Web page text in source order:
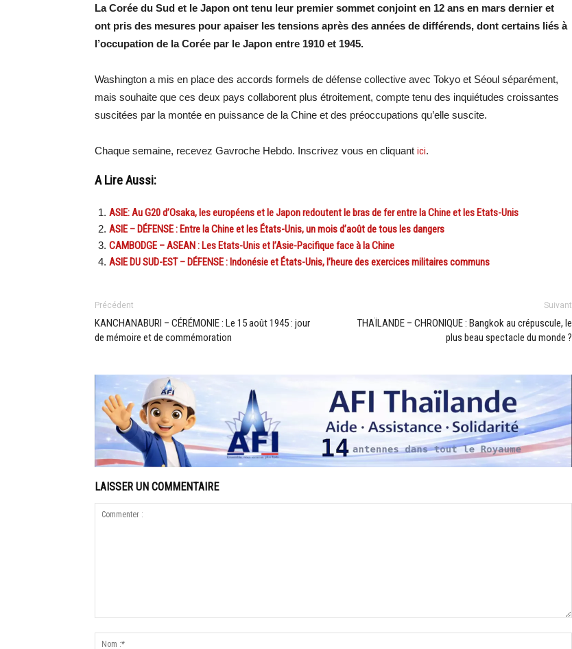
La Corée du Sud et le Japon ont tenu leur premier sommet conjoint en 12 ans en mars dernier et
ont pris des mesures pour apaiser les tensions après des années de différends, dont certains liés à
l’occupation de la Corée par le Japon entre 1910 et 1945.
Washington a mis en place des accords formels de défense collective avec Tokyo et Séoul séparément,
mais souhaite que ces deux pays collaborent plus étroitement, compte tenu des inquiétudes croissantes
suscitées par la montée en puissance de la Chine et des préoccupations qu’elle suscite.
Chaque semaine, recevez Gavroche Hebdo. Inscrivez vous en cliquant ici.
A Lire Aussi:
ASIE: Au G20 d’Osaka, les européens et le Japon redoutent le bras de fer entre la Chine et les Etats-Unis
ASIE – DÉFENSE : Entre la Chine et les États-Unis, un mois d’août de tous les dangers
CAMBODGE – ASEAN : Les Etats-Unis et l’Asie-Pacifique face à la Chine
ASIE DU SUD-EST – DÉFENSE : Indonésie et États-Unis, l’heure des exercices militaires communs
Précédent
KANCHANABURI – CÉRÉMONIE : Le 15 août 1945 : jour
de mémoire et de commémoration
Suivant
THAÏLANDE – CHRONIQUE : Bangkok au crépuscule, le
plus beau spectacle du monde ?
LAISSER UN COMMENTAIRE